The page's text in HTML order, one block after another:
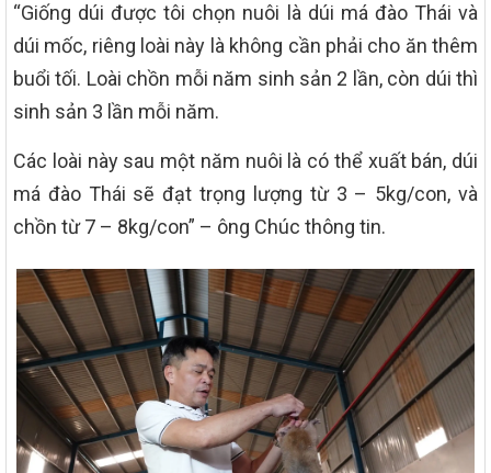
“Giống dúi được tôi chọn nuôi là dúi má đào Thái và
dúi mốc, riêng loài này là không cần phải cho ăn thêm
buổi tối. Loài chồn mỗi năm sinh sản 2 lần, còn dúi thì
sinh sản 3 lần mỗi năm.
Các loài này sau một năm nuôi là có thể xuất bán, dúi
má đào Thái sẽ đạt trọng lượng từ 3 – 5kg/con, và
chồn từ 7 – 8kg/con” – ông Chúc thông tin.